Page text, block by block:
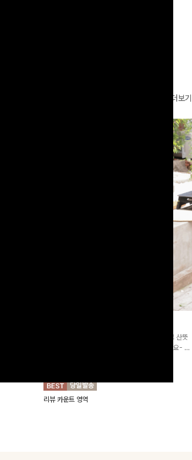
더보기
[청순무드/체형커버]꾸안꾸 무드의 정석🤍 가볍고 산뜻
한 착용감으로 여름 내내 손이 자주 가는 원피스예요- 은
리뷰 카운트 영역